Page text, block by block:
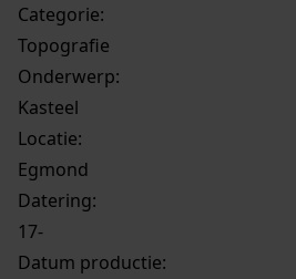
Categorie:
Topografie
Onderwerp:
Kasteel
Locatie:
Egmond
Datering:
17-
Datum productie: